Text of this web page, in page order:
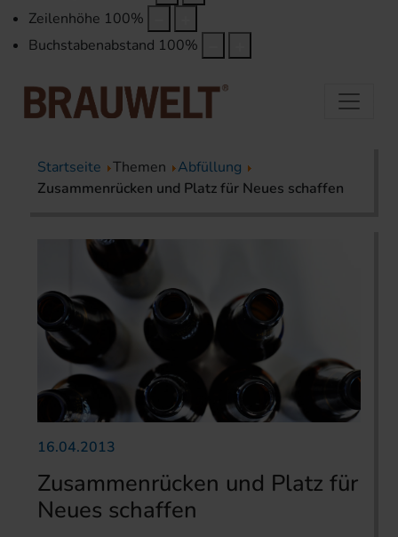
Zeilenhöhe 100%
Buchstabenabstand 100%
Startseite Themen
Abfüllung
Zusammenrücken und Platz für Neues schaffen
16.04.2013
Zusammenrücken und Platz für
Neues schaffen